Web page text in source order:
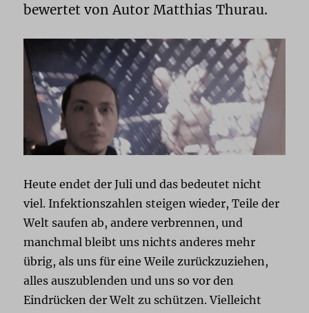
bewertet von Autor Matthias Thurau.
Heute endet der Juli und das bedeutet nicht
viel. Infektionszahlen steigen wieder, Teile der
Welt saufen ab, andere verbrennen, und
manchmal bleibt uns nichts anderes mehr
übrig, als uns für eine Weile zurückzuziehen,
alles auszublenden und uns so vor den
Eindrücken der Welt zu schützen. Vielleicht